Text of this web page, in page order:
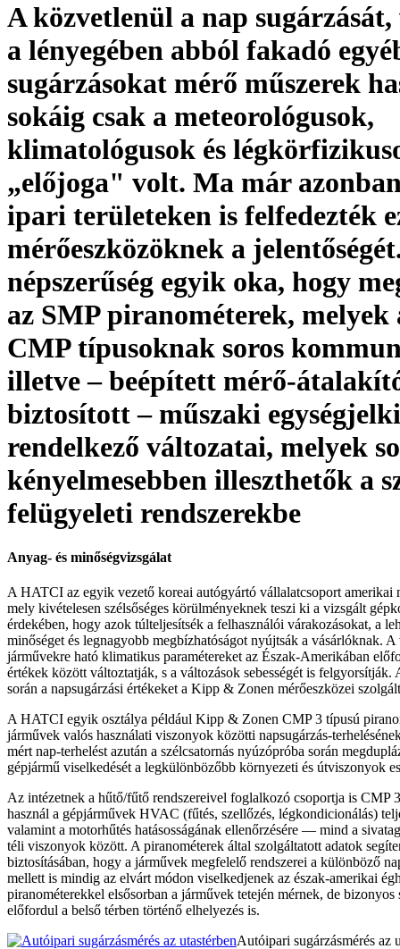
A közvetlenül a nap
a lényegében abból fakadó
sugárzásokat mérő műszerek
sokáig csak a meteorológusok,
klimatológusok és
„előjoga" volt. Ma már
ipari területeken is felfedezték
mérőeszközöknek a
népszerűség egyik oka, hogy
az SMP piranométerek,
CMP típusoknak soros
illetve – be­épített mérő-
biztosított – műszaki
rendelkező változatai, melyek
kényelmesebben illeszthetők a
felügyeleti rendszerekbe
Anyag- és minőségvizsgálat
A HATCI az egyik vezető koreai autógyártó vállalatcsoport amerikai
mely kivételesen szélsőséges körülményeknek teszi ki a vizsgált
érdekében, hogy azok túlteljesítsék a felhasználói várakozásokat, a
minőséget és legnagyobb megbízhatóságot nyújtsák a vásárlóknak.
járművekre ható klimatikus paramétereket az Észak-Amerikában
értékek között változtatják, s a változások sebességét is felgyorsítják.
során a napsugárzási értékeket a Kipp & Zonen mérőeszközei
A HATCI egyik osztálya például Kipp & Zonen CMP 3 típusú
járművek valós használati viszonyok közötti napsugárzás-
mért nap-terhelést azután a szélcsatornás nyúzópróba során
gépjármű viselkedését a legkülönbözőbb környezeti és útviszonyok
Az intézetnek a hűtő/fűtő rendszereivel foglalkozó csoportja is CMP
használ a gépjárművek HVAC (fűtés, szellőzés, légkondicionálás)
valamint a motorhűtés hatásosságának ellenőrzésére — mind a
téli viszonyok között. A piranométerek által szolgáltatott adatok
biztosításában, hogy a járművek megfelelő rendszerei a különböző
mellett is mindig az elvárt módon viselkedjenek az észak-amerikai
piranométerekkel elsősorban a járművek tetején mérnek, de bizonyos
előfordul a belső térben történő elhelyezés is.
Autóipari sugárzásmérés az